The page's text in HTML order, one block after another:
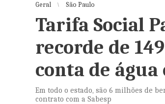
Geral São Paulo
Tarifa Social
recorde de
conta de água
Em todo o estado, são 6 milhões de
contrato com a Sabesp